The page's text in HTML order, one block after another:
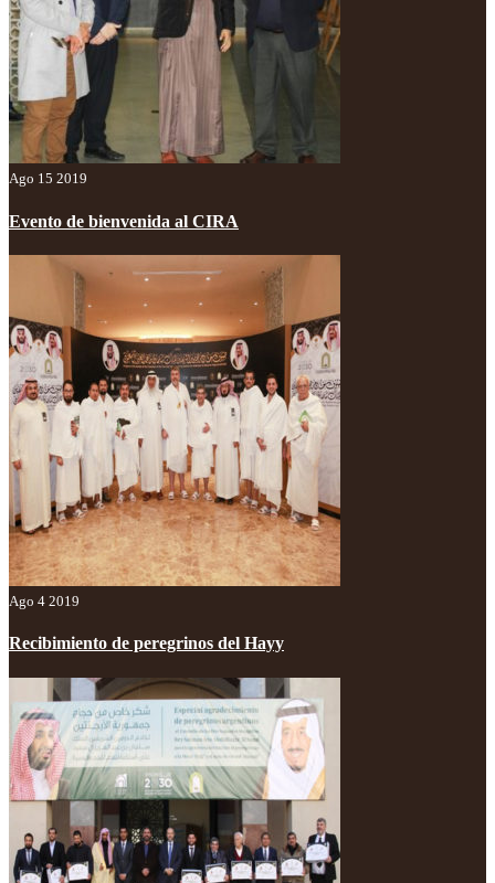
Ago 15 2019
Evento de bienvenida al CIRA
Ago 4 2019
Recibimiento de peregrinos del Hayy